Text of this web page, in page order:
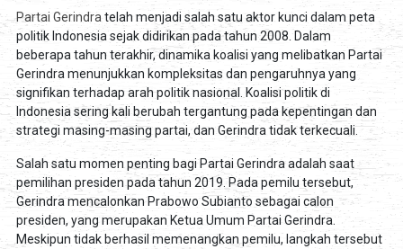
Partai Gerindra telah menjadi salah satu aktor kunci dalam peta
politik Indonesia sejak didirikan pada tahun 2008. Dalam
beberapa tahun terakhir, dinamika koalisi yang melibatkan Partai
Gerindra menunjukkan kompleksitas dan pengaruhnya yang
signifikan terhadap arah politik nasional. Koalisi politik di
Indonesia sering kali berubah tergantung pada kepentingan dan
strategi masing-masing partai, dan Gerindra tidak terkecuali.
Salah satu momen penting bagi Partai Gerindra adalah saat
pemilihan presiden pada tahun 2019. Pada pemilu tersebut,
Gerindra mencalonkan Prabowo Subianto sebagai calon
presiden, yang merupakan Ketua Umum Partai Gerindra.
Meskipun tidak berhasil memenangkan pemilu, langkah tersebut